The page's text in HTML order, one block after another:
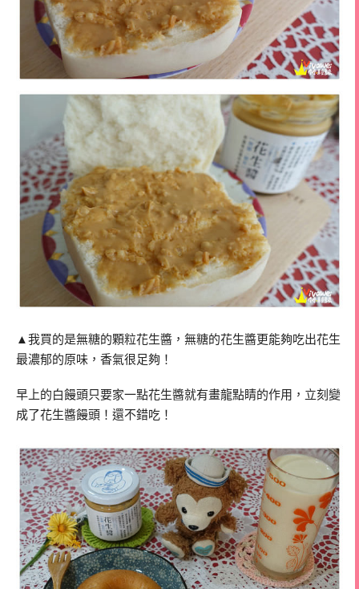
▲我買的是無糖的顆粒花生醬，無糖的花生醬更能夠吃出花生
最濃郁的原味，香氣很足夠！
早上的白饅頭只要家一點花生醬就有畫龍點睛的作用，立刻變
成了花生醬饅頭！還不錯吃！